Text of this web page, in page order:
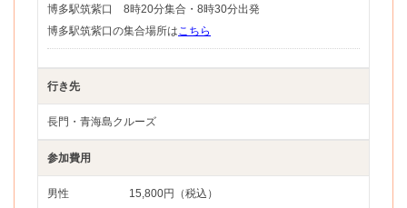
博多駅筑紫口 8時20分集合・8時30分出発
博多駅筑紫口の集合場所はこちら
行き先
長門・青海島クルーズ
参加費用
男性
15,800円（税込）